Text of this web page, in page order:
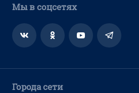
Мы в соцсетях
Города сети